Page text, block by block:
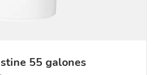
55 galones